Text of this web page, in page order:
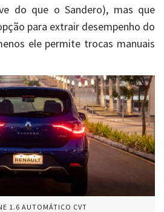
do que o Sandero), mas que
para extrair desempenho do
ele permite trocas manuais
1.6 AUTOMÁTICO CVT